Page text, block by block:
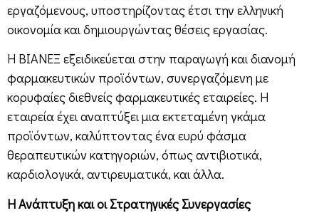
εργαζόμενους, υποστηρίζοντας έτσι την ελληνική
οικονομία και δημιουργώντας θέσεις εργασίας.
Η ΒΙΑΝΕΞ εξειδικεύεται στην παραγωγή και διανομή
φαρμακευτικών προϊόντων, συνεργαζόμενη με
κορυφαίες διεθνείς φαρμακευτικές εταιρείες. Η
εταιρεία έχει αναπτύξει μια εκτεταμένη γκάμα
προϊόντων, καλύπτοντας ένα ευρύ φάσμα
θεραπευτικών κατηγοριών, όπως αντιβιοτικά,
καρδιολογικά, αντιρευματικά, και άλλα.
Η Ανάπτυξη και οι Στρατηγικές Συνεργασίες